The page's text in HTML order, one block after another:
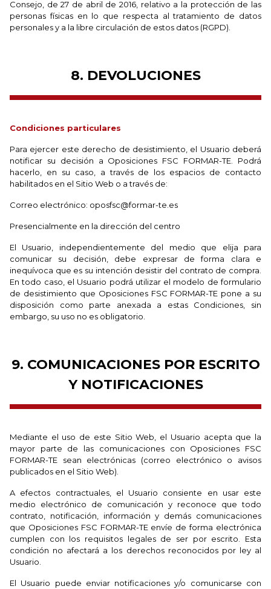
Consejo, de 27 de abril de 2016, relativo a la protección de las
personas físicas en lo que respecta al tratamiento de datos
personales y a la libre circulación de estos datos (RGPD).
8. DEVOLUCIONES
Condiciones particulares
Para ejercer este derecho de desistimiento, el Usuario deberá
notificar su decisión a Oposiciones FSC FORMAR-TE. Podrá
hacerlo, en su caso, a través de los espacios de contacto
habilitados en el Sitio Web o a través de:
Correo electrónico: oposfsc@formar-te.es
Presencialmente en la dirección del centro
El Usuario, independientemente del medio que elija para
comunicar su decisión, debe expresar de forma clara e
inequívoca que es su intención desistir del contrato de compra.
En todo caso, el Usuario podrá utilizar el modelo de formulario
de desistimiento que Oposiciones FSC FORMAR-TE pone a su
disposición como parte anexada a estas Condiciones, sin
embargo, su uso no es obligatorio.
9. COMUNICACIONES POR ESCRITO
Y NOTIFICACIONES
Mediante el uso de este Sitio Web, el Usuario acepta que la
mayor parte de las comunicaciones con Oposiciones FSC
FORMAR-TE sean electrónicas (correo electrónico o avisos
publicados en el Sitio Web).
A efectos contractuales, el Usuario consiente en usar este
medio electrónico de comunicación y reconoce que todo
contrato, notificación, información y demás comunicaciones
que Oposiciones FSC FORMAR-TE envíe de forma electrónica
cumplen con los requisitos legales de ser por escrito. Esta
condición no afectará a los derechos reconocidos por ley al
Usuario.
El Usuario puede enviar notificaciones y/o comunicarse con